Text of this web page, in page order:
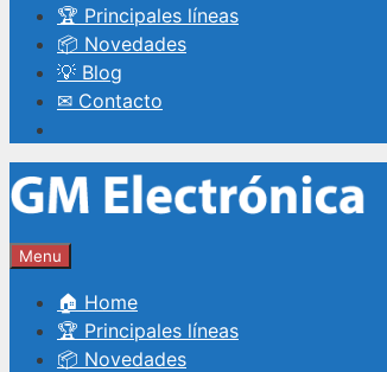
🏆 Principales líneas
📦 Novedades
💡 Blog
✉ Contacto
Menu
🏠 Home
🏆 Principales líneas
📦 Novedades